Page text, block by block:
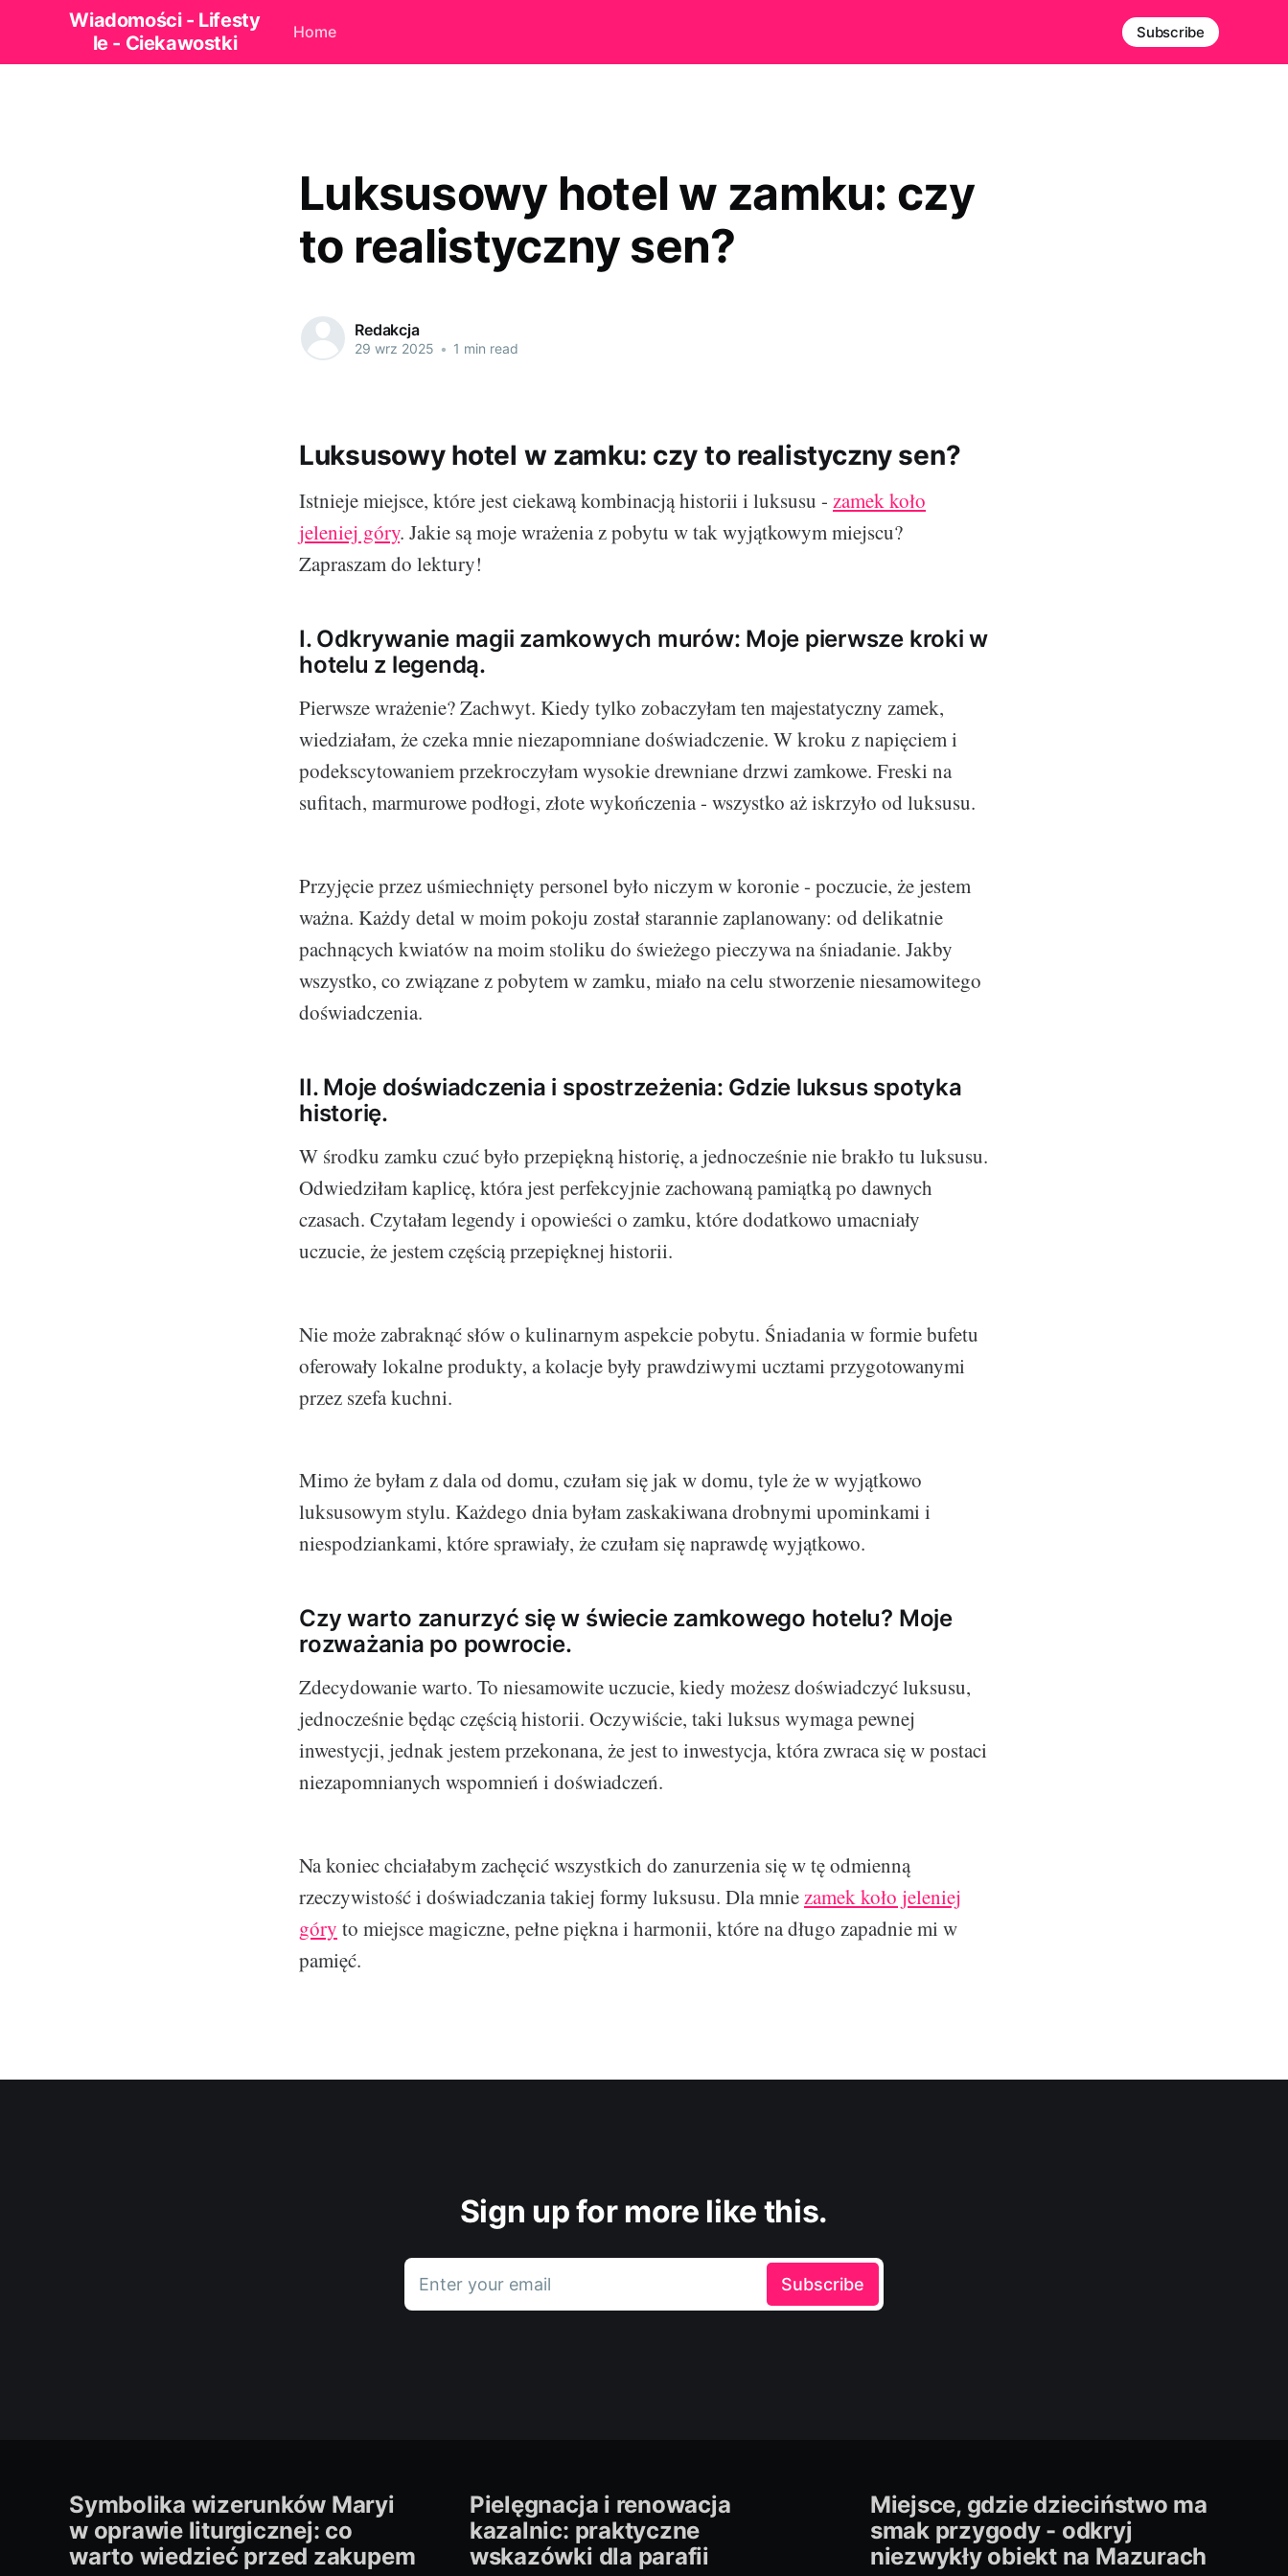
Wiadomości - Lifesty
le - Ciekawostki
Home Subscribe
Luksusowy hotel w zamku: czy
to realistyczny sen?
Redakcja
29 wrz 2025 • 1 min read
Luksusowy hotel w zamku: czy to realistyczny sen?
Istnieje miejsce, które jest ciekawą kombinacją historii i luksusu - zamek koło
jeleniej góry. Jakie są moje wrażenia z pobytu w tak wyjątkowym miejscu?
Zapraszam do lektury!
I. Odkrywanie magii zamkowych murów: Moje pierwsze kroki w
hotelu z legendą.
Pierwsze wrażenie? Zachwyt. Kiedy tylko zobaczyłam ten majestatyczny zamek,
wiedziałam, że czeka mnie niezapomniane doświadczenie. W kroku z napięciem i
podekscytowaniem przekroczyłam wysokie drewniane drzwi zamkowe. Freski na
sufitach, marmurowe podłogi, złote wykończenia - wszystko aż iskrzyło od luksusu.
Przyjęcie przez uśmiechnięty personel było niczym w koronie - poczucie, że jestem
ważna. Każdy detal w moim pokoju został starannie zaplanowany: od delikatnie
pachnących kwiatów na moim stoliku do świeżego pieczywa na śniadanie. Jakby
wszystko, co związane z pobytem w zamku, miało na celu stworzenie niesamowitego
doświadczenia.
II. Moje doświadczenia i spostrzeżenia: Gdzie luksus spotyka
historię.
W środku zamku czuć było przepiękną historię, a jednocześnie nie brakło tu luksusu.
Odwiedziłam kaplicę, która jest perfekcyjnie zachowaną pamiątką po dawnych
czasach. Czytałam legendy i opowieści o zamku, które dodatkowo umacniały
uczucie, że jestem częścią przepięknej historii.
Nie może zabraknąć słów o kulinarnym aspekcie pobytu. Śniadania w formie bufetu
oferowały lokalne produkty, a kolacje były prawdziwymi ucztami przygotowanymi
przez szefa kuchni.
Mimo że byłam z dala od domu, czułam się jak w domu, tyle że w wyjątkowo
luksusowym stylu. Każdego dnia byłam zaskakiwana drobnymi upominkami i
niespodziankami, które sprawiały, że czułam się naprawdę wyjątkowo.
Czy warto zanurzyć się w świecie zamkowego hotelu? Moje
rozważania po powrocie.
Zdecydowanie warto. To niesamowite uczucie, kiedy możesz doświadczyć luksusu,
jednocześnie będąc częścią historii. Oczywiście, taki luksus wymaga pewnej
inwestycji, jednak jestem przekonana, że jest to inwestycja, która zwraca się w postaci
niezapomnianych wspomnień i doświadczeń.
Na koniec chciałabym zachęcić wszystkich do zanurzenia się w tę odmienną
rzeczywistość i doświadczania takiej formy luksusu. Dla mniezamek koło jeleniej
góry to miejsce magiczne, pełne piękna i harmonii, które na długo zapadnie mi w
pamięć.
Sign up for more like this.
Enter your email Subscribe
Symbolika wizerunków Maryi
w oprawie liturgicznej: co
warto wiedzieć przed zakupem
Pielęgnacja i renowacja
kazalnic: praktyczne
wskazówki dla parafii
Miejsce, gdzie dzieciństwo ma
smak przygody - odkryj
niezwykły obiekt na Mazurach